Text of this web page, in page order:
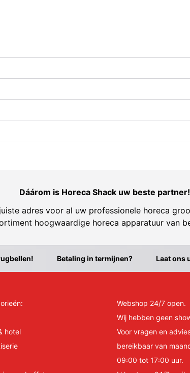
Dáárom is Horeca Shack uw beste partner!
adres voor al uw professionele horeca
hoogwaardige horeca apparatuur van
Betaling in termijnen? Laat ons
hotel
Webshop 24/7 open.
Wij hebben geen
Voor vragen en
bereikbaar van
09:00 tot 17:00 uur.